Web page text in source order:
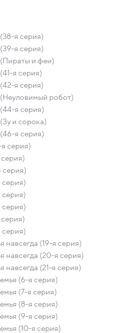
я серия)
я серия)
и феи)
я серия)
я серия)
робот)
я серия)
и сорока)
я серия)
серия)
серия)
навсегда (19-я серия)
навсегда (20-я серия)
навсегда (21-я серия)
(6-я серия)
(7-я серия)
(8-я серия)
(9-я серия)
(10-я серия)